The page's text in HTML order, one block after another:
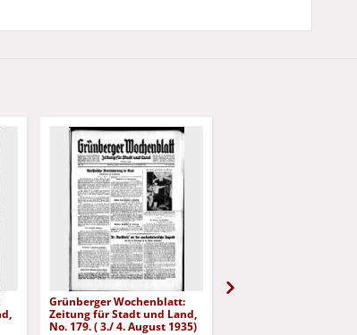
Grünberger Wochenblatt:
Zeitung für Stadt und Land,
No. 179. ( 3./ 4. August 1935)